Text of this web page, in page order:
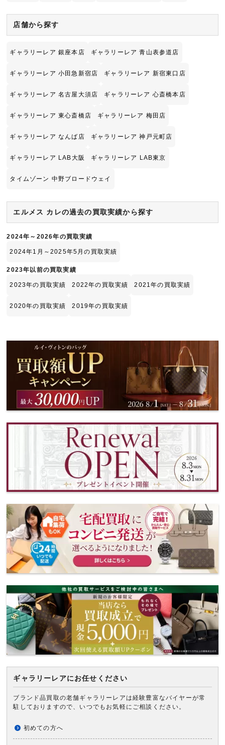
ギャラリーレアにお任せください
ブランド品買取の老舗ギャラリーレアは経験豊富なバイヤーが常
駐しておりますので、いつでもお気軽にご相談ください。
初めての方へ
店舗から探す
ギャラリーレア 銀座本店 ギャラリーレア 青山表参道店
ギャラリーレア 小田急新宿店 ギャラリーレア 新宿東口店
ギャラリーレア 名古屋大須店 ギャラリーレア 心斎橋本店
ギャラリーレア 東心斎橋店 ギャラリーレア 梅田店
ギャラリーレア なんば店 ギャラリーレア 神戸元町店
ギャラリーレア LAB大阪 ギャラリーレア LAB東京
タイムゾーン 中野ブロードウェイ
エルメス カレの過去の買取実績から探す
2024年～2026年の買取実績
2024年1月～2025年5月の買取実績
2023年以前の買取実績
2023年の買取実績 2022年の買取実績 2021年の買取実績
2020年の買取実績 2019年の買取実績